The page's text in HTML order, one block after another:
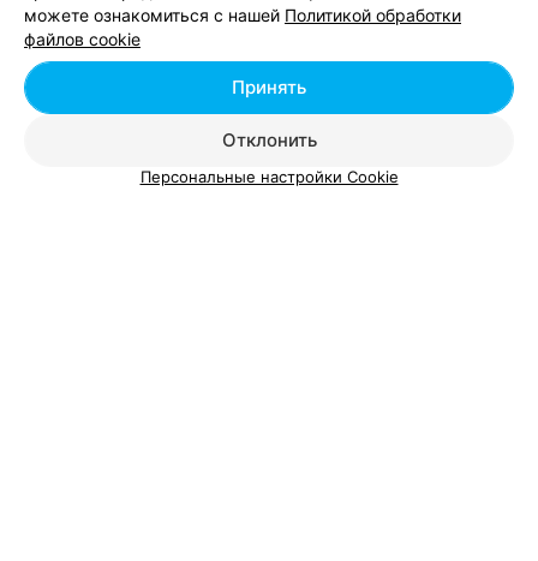
Добавить компанию
Добавить специалиста
можете ознакомиться с нашей Политикой обработки
файлов cookie
Отклонить
Принять
Персональные настройки Cookie